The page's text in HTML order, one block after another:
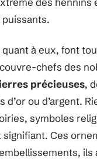
à eux, font
chefs des
précieuses,
ou d’argent.
symboles
Ces
ils